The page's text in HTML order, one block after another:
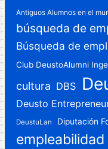
Antiguos Alumnos en el
búsqueda de
Búsqueda de
Club DeustoAlumni
cultura DBS
Deusto
DeustuLan Diputación
empleabilidad